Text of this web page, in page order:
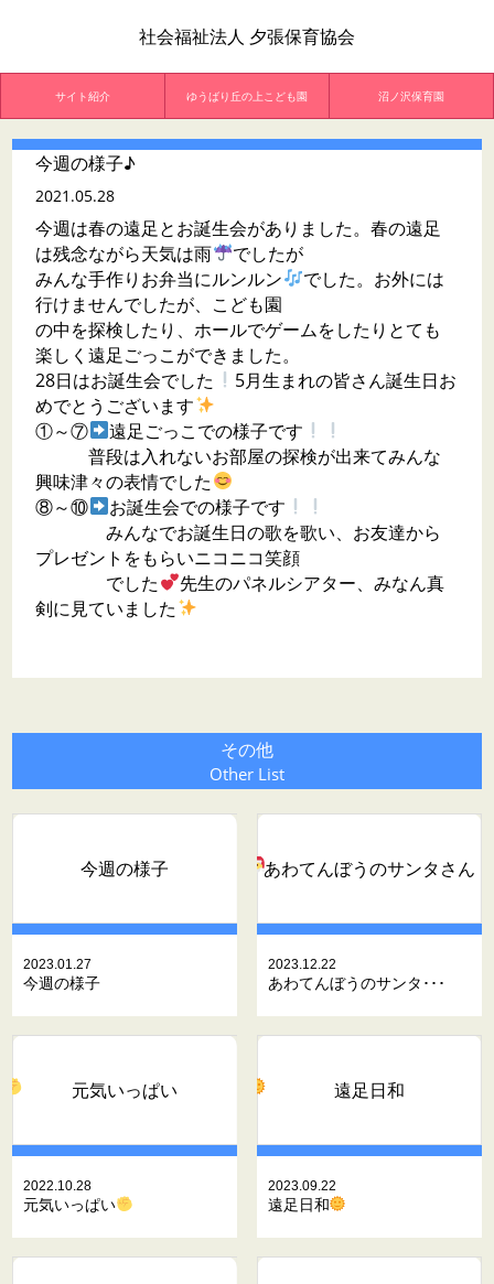
社会福祉法人 夕張保育協会
サイト紹介 ゆうばり丘の上こども園 沼ノ沢保育園
今週の様子♪
2021.05.28
今週は春の遠足とお誕生会がありました。春の遠足
は残念ながら天気は雨
でしたが
みんな手作りお弁当にルンルン
でした。お外には
行けませんでしたが、こども園
の中を探検したり、ホールでゲームをしたりとても
楽しく遠足ごっこができました。
28日はお誕生会でした
5月生まれの皆さん誕生日お
めでとうございます
①～⑦
遠足ごっこでの様子です
普段は入れないお部屋の探検が出来てみんな
興味津々の表情でした
⑧～⑩
お誕生会での様子です
みんなでお誕生日の歌を歌い、お友達から
プレゼントをもらいニコニコ笑顔
でした
先生のパネルシアター、みなん真
剣に見ていました
その他
Other List
今週の様子
2023.01.27
今週の様子
あわてんぼうのサンタさん
2023.12.22
あわてんぼうのサンタ･･･
元気いっぱい
2022.10.28
元気いっぱい
遠足日和
2023.09.22
遠足日和